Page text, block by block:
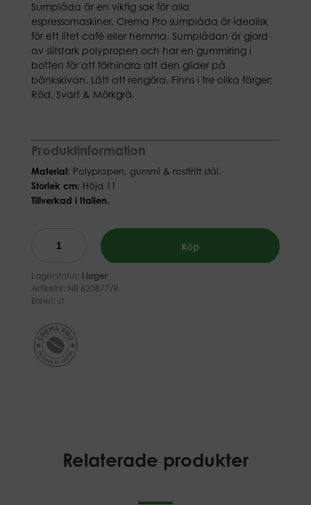
Sumplåda är en viktig sak för alla
espressomaskiner. Crema Pro sumplåda är idealisk
för ett litet café eller hemma. Sumplådan är gjord
av slitstark polypropen och har en gummiring i
botten för att förhindra att den glider på
bänkskivan. Lätt att rengöra. Finns i tre olika färger;
Röd, Svart & Mörkgrå.
Produktinformation
Material: Polypropen, gummi & rostfritt stål.
Storlek cm: Höjd 11
Tillverkad i Italien.
Köp
Lagerstatus: I lager
Artikelnr: NR 620877/R
Enhet: st
Relaterade produkter